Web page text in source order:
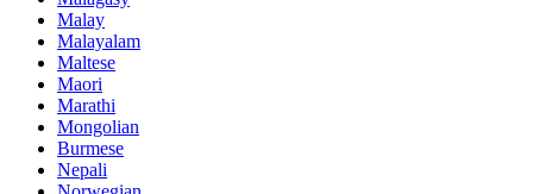
Malay
Malayalam
Maltese
Maori
Marathi
Mongolian
Burmese
Nepali